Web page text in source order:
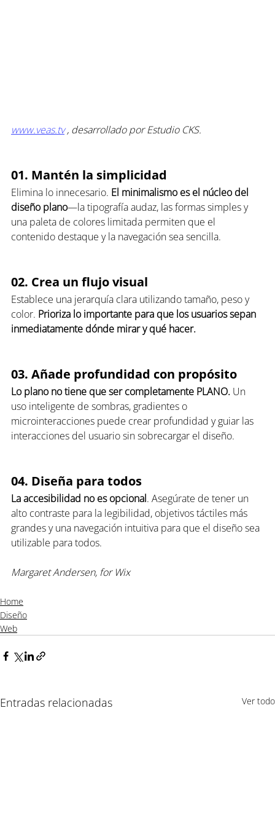
www.veas.tv , desarrollado por Estudio CKS.
01. Mantén la simplicidad
Elimina lo innecesario. El minimalismo es el núcleo del
diseño plano—la tipografía audaz, las formas simples y
una paleta de colores limitada permiten que el
contenido destaque y la navegación sea sencilla.
02. Crea un flujo visual
Establece una jerarquía clara utilizando tamaño, peso y
color. Prioriza lo importante para que los usuarios sepan
inmediatamente dónde mirar y qué hacer.
03. Añade profundidad con propósito
Lo plano no tiene que ser completamente PLANO. Un
uso inteligente de sombras, gradientes o
microinteracciones puede crear profundidad y guiar las
interacciones del usuario sin sobrecargar el diseño.
04. Diseña para todos
La accesibilidad no es opcional. Asegúrate de tener un
alto contraste para la legibilidad, objetivos táctiles más
grandes y una navegación intuitiva para que el diseño sea
utilizable para todos.
Margaret Andersen, for Wix
Home
Diseño
Web
Entradas relacionadas Ver todo